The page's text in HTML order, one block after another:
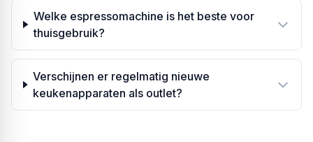
Welke espressomachine is het beste voor
thuisgebruik?
Verschijnen er regelmatig nieuwe
keukenapparaten als outlet?